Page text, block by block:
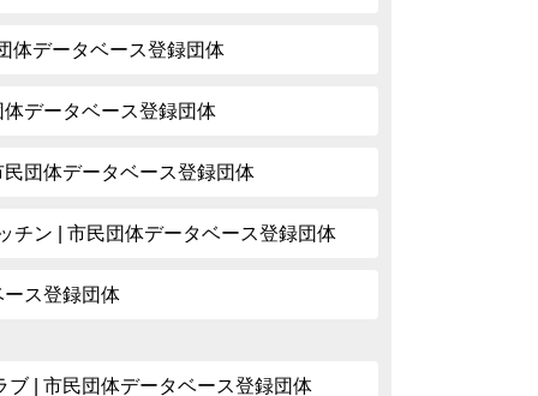
体データベース登録団体
データベース登録団体
団体データベース登録団体
チン | 市民団体データベース登録団体
ス登録団体
ブ | 市民団体データベース登録団体